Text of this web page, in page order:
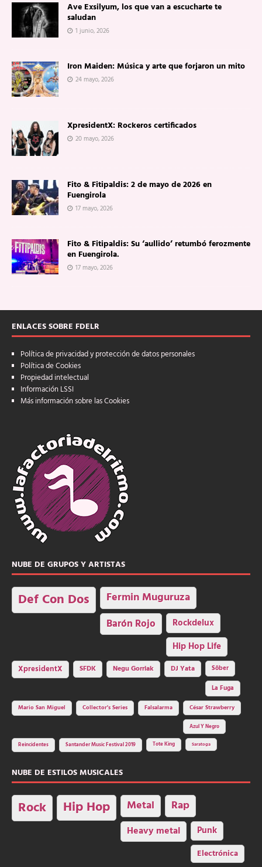
Ave Exsilyum, los que van a escucharte te
saludan
1 junio, 2026
Iron Maiden: Música y arte que forjaron un mito
24 mayo, 2026
XpresidentX: Rockeros certificados
20 mayo, 2026
Fito & Fitipaldis: 2 de mayo de 2026 en
Fuengirola
17 mayo, 2026
Fito & Fitipaldis: Su ‘aullido’ retumbó ferozmente
en Fuengirola.
17 mayo, 2026
ENLACES SOBRE FDELR
Política de privacidad y protección de datos personales
Política de Cookies
Propiedad intelectual
Información LSSI
Más información sobre las Cookies
NUBE DE GRUPOS Y ARTISTAS
Def Con Dos Fermin Muguruza
Barón Rojo Rockdelux
Hip Hop Life
XpresidentX SFDK Negu Gorriak DJ Yata
Sôber
La Fuga
Mario San Miguel
Collector's Series Falsalarma César Strawberry
Azul Y Negro
Reincidentes Santander Music Festival 2019 Tote King Saratoga
NUBE DE ESTILOS MUSICALES
Rock Hip Hop Metal Rap
Heavy metal Punk
Electrónica